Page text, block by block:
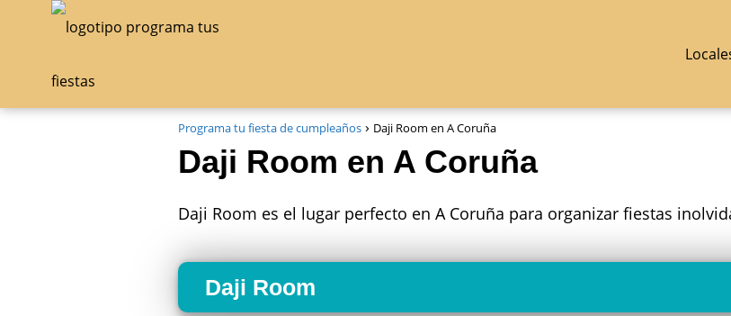
Programa tu fiesta de cumpleaños Daji Room en A Coruña
Daji Room en A Coruña
Daji Room es el lugar perfecto en A Coruña para organizar fiestas
Daji Room